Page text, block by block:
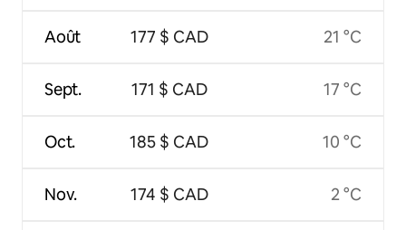
Août
Sept.
Oct.
Nov.
177 $ CAD
171 $ CAD
185 $ CAD
174 $ CAD
21 °C
17 °C
10 °C
2 °C